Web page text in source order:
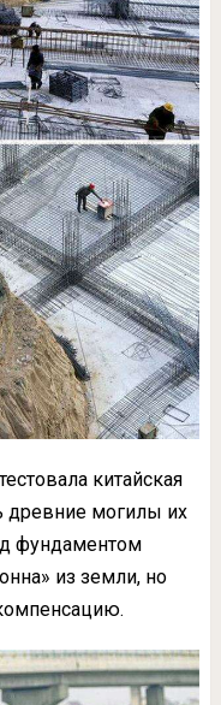
китайская
древние могилы их
фундаментом
из земли, но